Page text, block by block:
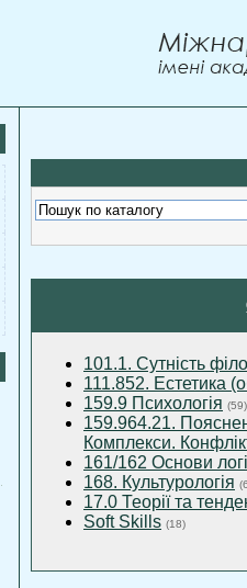
101.1. Сутність
111.852. Естетика
159.9 Психологія (59)
159.964.21.
Комплекси.
161/162 Основи
168. Культурологія
17.0 Теорії та
Soft Skills (18)